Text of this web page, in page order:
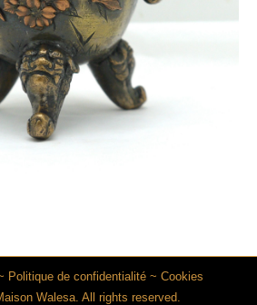
Politique de confidentialité~ Cookies
Walesa. All rights reserved.